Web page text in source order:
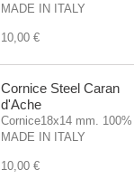
MADE IN ITALY
10,00 €
Cornice Steel Caran
d'Ache
Cornice18x14 mm. 100%
MADE IN ITALY
10,00 €